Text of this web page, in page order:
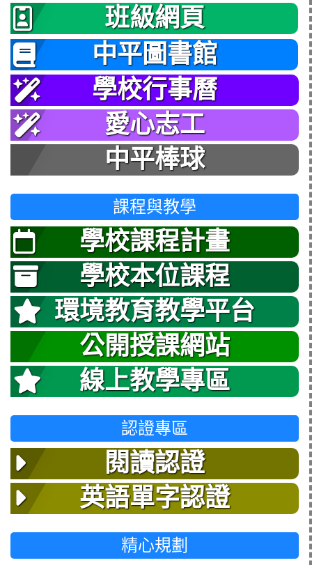
班級網頁
中平圖書館
學校行事曆
愛心志工
中平棒球
課程與教學
學校課程計畫
學校本位課程
環境教育教學平台
公開授課網站
線上教學專區
認證專區
閱讀認證
英語單字認證
精心規劃